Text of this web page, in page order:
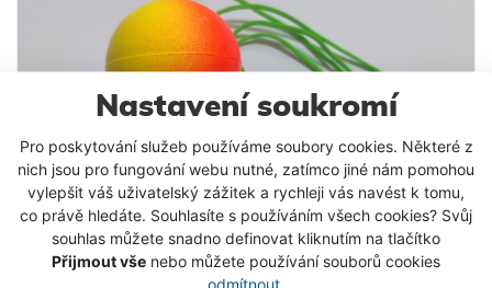
Nastavení soukromí
Pro poskytování služeb používáme soubory cookies. Některé z
nich jsou pro fungování webu nutné, zatímco jiné nám pomohou
vylepšit váš uživatelský zážitek a rychleji vás navést k tomu,
co právě hledáte. Souhlasíte s používáním všech cookies? Svůj
souhlas můžete snadno definovat kliknutím na tlačítko
Přijmout vše nebo můžete používání souborů cookies
odmítnout